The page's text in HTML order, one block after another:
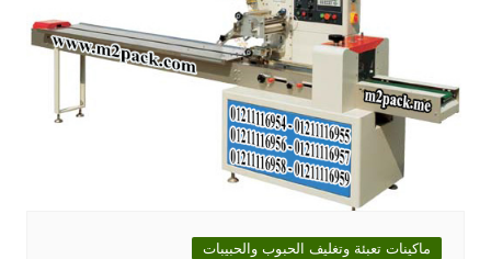
ماكينات تعبئة وتغليف الحبوب والحبيبات